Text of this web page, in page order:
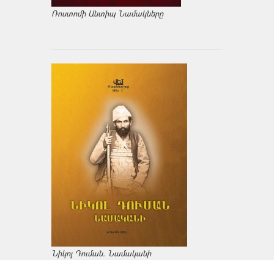
Ռոստոմի Անտիպ Նամակները
Նիկոլ Դուման. Նամականի